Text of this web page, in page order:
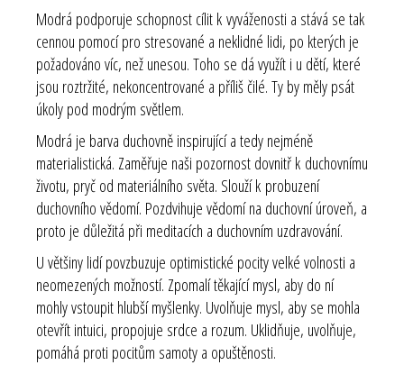
Modrá podporuje schopnost cílit k vyváženosti a stává se tak
cennou pomocí pro stresované a neklidné lidi, po kterých je
požadováno víc, než unesou. Toho se dá využít i u dětí, které
jsou roztržité, nekoncentrované a příliš čilé. Ty by měly psát
úkoly pod modrým světlem.
Modrá je barva duchovně inspirující a tedy nejméně
materialistická. Zaměřuje naši pozornost dovnitř k duchovnímu
životu, pryč od materiálního světa. Slouží k probuzení
duchovního vědomí. Pozdvihuje vědomí na duchovní úroveň, a
proto je důležitá při meditacích a duchovním uzdravování.
U většiny lidí povzbuzuje optimistické pocity velké volnosti a
neomezených možností. Zpomalí těkající mysl, aby do ní
mohly vstoupit hlubší myšlenky. Uvolňuje mysl, aby se mohla
otevřít intuici, propojuje srdce a rozum. Uklidňuje, uvolňuje,
pomáhá proti pocitům samoty a opuštěnosti.